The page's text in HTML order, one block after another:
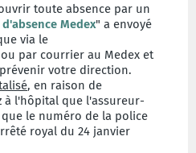
toute absence par un
Medex" a envoyé
via le
ou par courrier au Medex et
votre direction.
, en raison de
à l'hôpital que l'assureur-
le numéro de la police
royal du 24 janvier